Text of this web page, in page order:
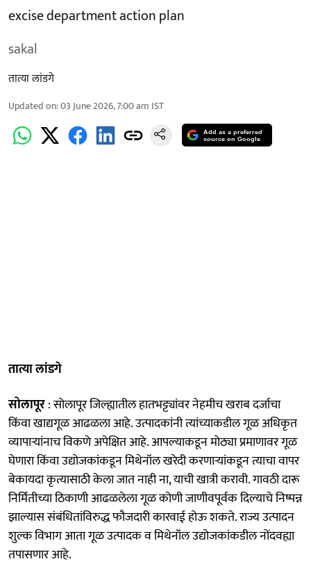
excise department action plan
sakal
तात्या लांडगे
Updated on:03 June 2026, 7:00 am IST
Add as a preferred
source on Google
तात्या लांडगे
सोलापूर: सोलापूर जिल्ह्यातील हातभट्ट्यांवर नेहमीच खराब दर्जाचा
किंवा खाद्यगूळ आढळला आहे. उत्पादकांनी त्यांच्याकडील गूळ अधिकृत
व्यापाऱ्यांनाच विकणे अपेक्षित आहे. आपल्याकडून मोठ्या प्रमाणावर गूळ
घेणारा किंवा उद्योजकांकडून मिथेनॉल खरेदी करणाऱ्यांकडून त्याचा वापर
बेकायदा कृत्यासाठी केला जात नाही ना, याची खात्री करावी. गावठी दारू
निर्मितीच्या ठिकाणी आढळलेला गूळ कोणी जाणीवपूर्वक दिल्याचे निष्पन्न
झाल्यास संबंधितांविरुद्ध फौजदारी कारवाई होऊ शकते. राज्य उत्पादन
शुल्क विभाग आता गूळ उत्पादक व मिथेनॉल उद्योजकांकडील नोंदवह्या
तपासणार आहे.